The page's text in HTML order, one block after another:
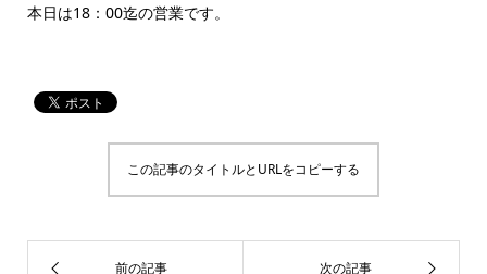
本日は18：00迄の営業です。
この記事のタイトルとURLをコピーする